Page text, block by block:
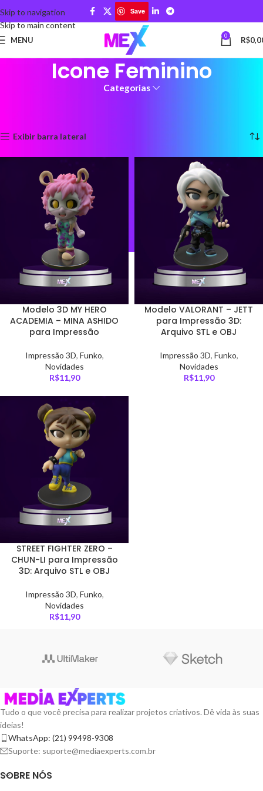
Skip to navigation
Skip to main content
Save
MENU 0 R$
Icone Feminino
Categorias
Exibir barra lateral
Modelo 3D MY HERO
ACADEMIA – MINA ASHIDO
para Impressão
Impressão 3D, Funko,
Novidades
R$11,90
Modelo VALORANT – JETT
para Impressão 3D:
Arquivo STL e OBJ
Impressão 3D, Funko,
Novidades
R$11,90
STREET FIGHTER ZERO –
CHUN-LI para Impressão
3D: Arquivo STL e OBJ
Impressão 3D, Funko,
Novidades
R$11,90
Tudo o que você precisa para realizar projetos criativos. Dê vida às suas
ideias!
WhatsApp: (21) 99498-9308
Suporte: suporte@mediaexperts.com.br
SOBRE NÓS